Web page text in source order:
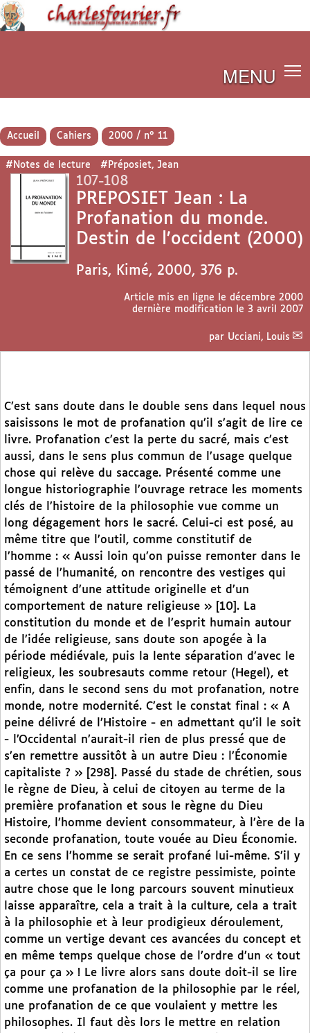
MENU
Accueil Cahiers 2000 / n° 11
#Notes de lecture #Préposiet, Jean
107-108
PREPOSIET Jean : La
Profanation du monde.
Destin de l’occident (2000)
Paris, Kimé, 2000, 376 p.
Article mis en ligne le décembre 2000
dernière modification le 3 avril 2007
par Ucciani, Louis
C’est sans doute dans le double sens dans lequel nous
saisissons le mot de profanation qu’il s’agit de lire ce
livre. Profanation c’est la perte du sacré, mais c’est
aussi, dans le sens plus commun de l’usage quelque
chose qui relève du saccage. Présenté comme une
longue historiographie l’ouvrage retrace les moments
clés de l’histoire de la philosophie vue comme un
long dégagement hors le sacré. Celui-ci est posé, au
même titre que l’outil, comme constitutif de
l’homme : « Aussi loin qu’on puisse remonter dans le
passé de l’humanité, on rencontre des vestiges qui
témoignent d’une attitude originelle et d’un
comportement de nature religieuse » [10]. La
constitution du monde et de l’esprit humain autour
de l’idée religieuse, sans doute son apogée à la
période médiévale, puis la lente séparation d’avec le
religieux, les soubresauts comme retour (Hegel), et
enfin, dans le second sens du mot profanation, notre
monde, notre modernité. C’est le constat final : « A
peine délivré de l’Histoire - en admettant qu’il le soit
- l’Occidental n’aurait-il rien de plus pressé que de
s’en remettre aussitôt à un autre Dieu : l’Économie
capitaliste ? » [298]. Passé du stade de chrétien, sous
le règne de Dieu, à celui de citoyen au terme de la
première profanation et sous le règne du Dieu
Histoire, l’homme devient consommateur, à l’ère de la
seconde profanation, toute vouée au Dieu Économie.
En ce sens l’homme se serait profané lui-même. S’il y
a certes un constat de ce registre pessimiste, pointe
autre chose que le long parcours souvent minutieux
laisse apparaître, cela a trait à la culture, cela a trait
à la philosophie et à leur prodigieux déroulement,
comme un vertige devant ces avancées du concept et
en même temps quelque chose de l’ordre d’un « tout
ça pour ça » ! Le livre alors sans doute doit-il se lire
comme une profanation de la philosophie par le réel,
une profanation de ce que voulaient y mettre les
philosophes. Il faut dès lors le mettre en relation